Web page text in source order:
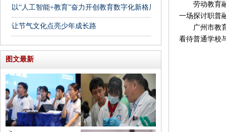
以“人工智能+教育”奋力开创教育数字化新格局
让节气文化点亮少年成长路
图文最新
劳动教育融
一场探讨职普
广州市教育
看待普通学校